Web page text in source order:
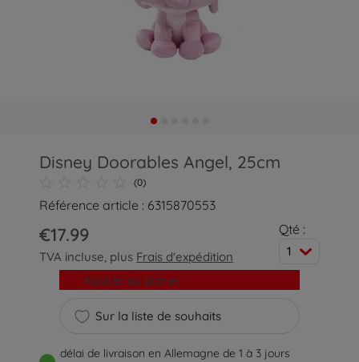
Disney Doorables Angel, 25cm
(0)
Référence article : 6315870553
€17.99
TVA incluse, plus Frais d'expédition
Qté :
1
Sur la liste de souhaits
Ajouter au panier
délai de livraison en Allemagne de 1 à 3 jours